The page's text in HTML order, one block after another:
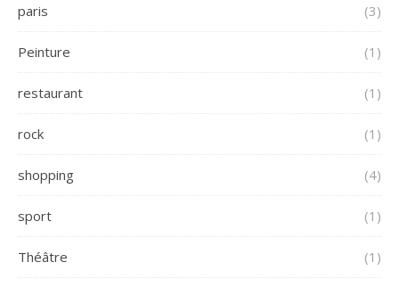
paris (3)
Peinture (1)
restaurant (1)
rock (1)
shopping (4)
sport (1)
Théâtre (1)